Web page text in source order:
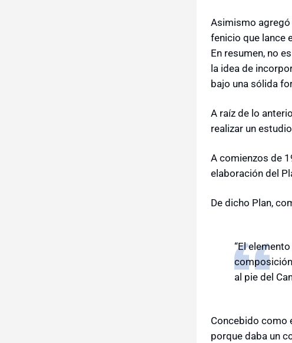
Asimismo agregó
fenicio que lance
En resumen, no
la idea de
bajo una sólida
A raíz de lo
realizar un
A comienzos de
elaboración del
De dicho Plan,
“El
al pie del
Concebido como
porque daba un